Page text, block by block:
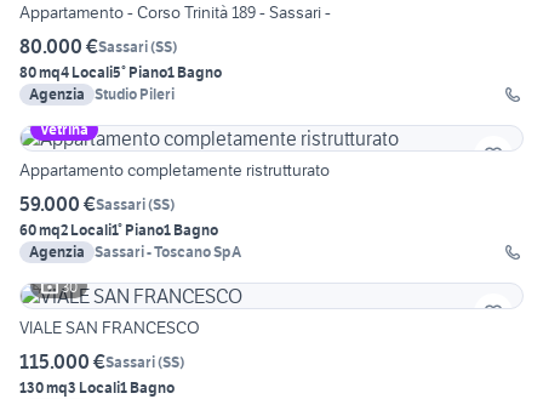
Appartamento - Corso Trinità 189 - Sassari -
80.000 €Sassari(SS)
80 mq4 Locali5° Piano1 Bagno
Agenzia Studio Pileri
Vetrina
Appartamento completamente ristrutturato
59.000 €Sassari(SS)
60 mq2 Locali1° Piano1 Bagno
Agenzia Sassari - Toscano SpA
30
VIALE SAN FRANCESCO
115.000 €Sassari(SS)
130 mq3 Locali1 Bagno